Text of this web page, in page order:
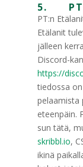
5.
PT:n
Etälanit
jälleen
Discord-
https://
tiedossa
pelaamista
eteenpäin.
sun tätä,
skribbl.io,
ikinä